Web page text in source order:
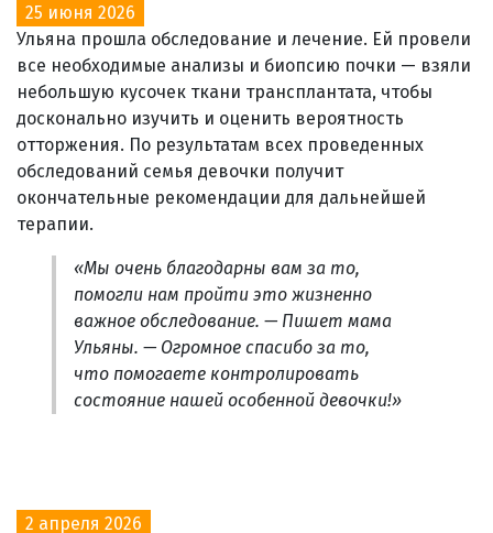
25 июня 2026
Ульяна прошла обследование и лечение. Ей провели
все необходимые анализы и биопсию почки — взяли
небольшую кусочек ткани трансплантата, чтобы
досконально изучить и оценить вероятность
отторжения. По результатам всех проведенных
обследований семья девочки получит
окончательные рекомендации для дальнейшей
терапии.
«Мы очень благодарны вам за то,
помогли нам пройти это жизненно
важное обследование. — Пишет мама
Ульяны. — Огромное спасибо за то,
что помогаете контролировать
состояние нашей особенной девочки!»
2 апреля 2026